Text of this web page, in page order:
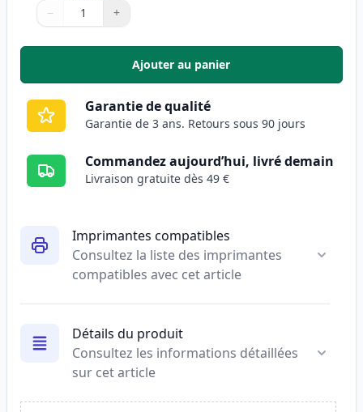
Imprimantes compatibles
Consultez la liste des imprimantes
compatibles avec cet article
Détails du produit
Consultez les informations détaillées
sur cet article
Quantité
Utilisez les boutons pour ajuster
− +
Quantité
Ajouter au panier
,Pack de 10 Canon PGI-520 &
Garantie de qualité
Garantie de 3 ans. Retours sous 90 jours
Commandez aujourd’hui, livré demain
Livraison gratuite dès 49 €